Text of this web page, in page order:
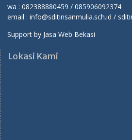
wa : 082388880459 / 085906092374
email : info@sditinsanmulia.sch.id /
Support by Jasa Web Bekasi
Lokasi Kami